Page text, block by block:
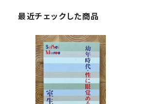
最近チェックした商品